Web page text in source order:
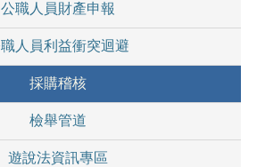
公職人員財產申報
人員利益衝突迴避
採購稽核
檢舉管道
遊說法資訊專區